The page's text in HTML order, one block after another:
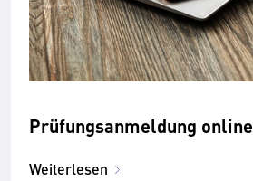
Prüfungsanmeldung online
Weiterlesen